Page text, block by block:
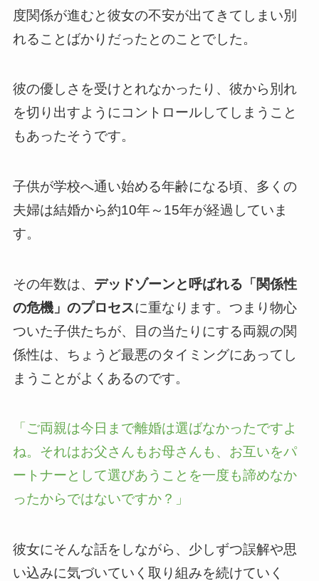
度関係が進むと彼女の不安が出てきてしまい別
れることばかりだったとのことでした。
彼の優しさを受けとれなかったり、彼から別れ
を切り出すようにコントロールしてしまうこと
もあったそうです。
子供が学校へ通い始める年齢になる頃、多くの
夫婦は結婚から約10年～15年が経過していま
す。
その年数は、 デッドゾーンと呼ばれる「関係性
の危機」のプロセスに重なります。つまり物心
ついた子供たちが、目の当たりにする両親の関
係性は、ちょうど最悪のタイミングにあってし
まうことがよくあるのです。
「ご両親は今日まで離婚は選ばなかったですよ
ね。それはお父さんもお母さんも、お互いをパ
ートナーとして選びあうことを一度も諦めなか
ったからではないですか？」
彼女にそんな話をしながら、少しずつ誤解や思
い込みに気づいていく取り組みを続けていく